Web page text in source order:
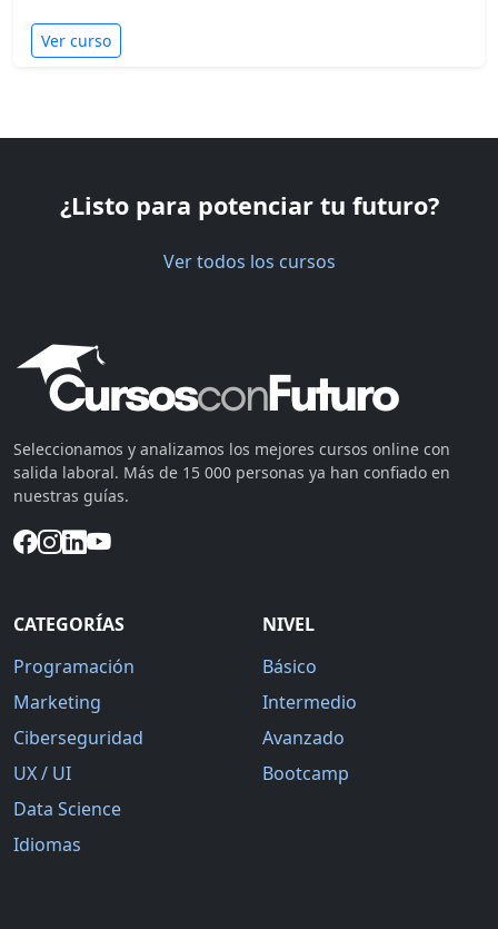
Ver curso
¿Listo para potenciar tu futuro?
Ver todos los cursos
Seleccionamos y analizamos los mejores cursos online con
salida laboral. Más de 15 000 personas ya han confiado en
nuestras guías.
CATEGORÍAS
Programación
Marketing
Ciberseguridad
UX / UI
Data Science
Idiomas
NIVEL
Básico
Intermedio
Avanzado
Bootcamp